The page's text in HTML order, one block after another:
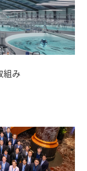
組み